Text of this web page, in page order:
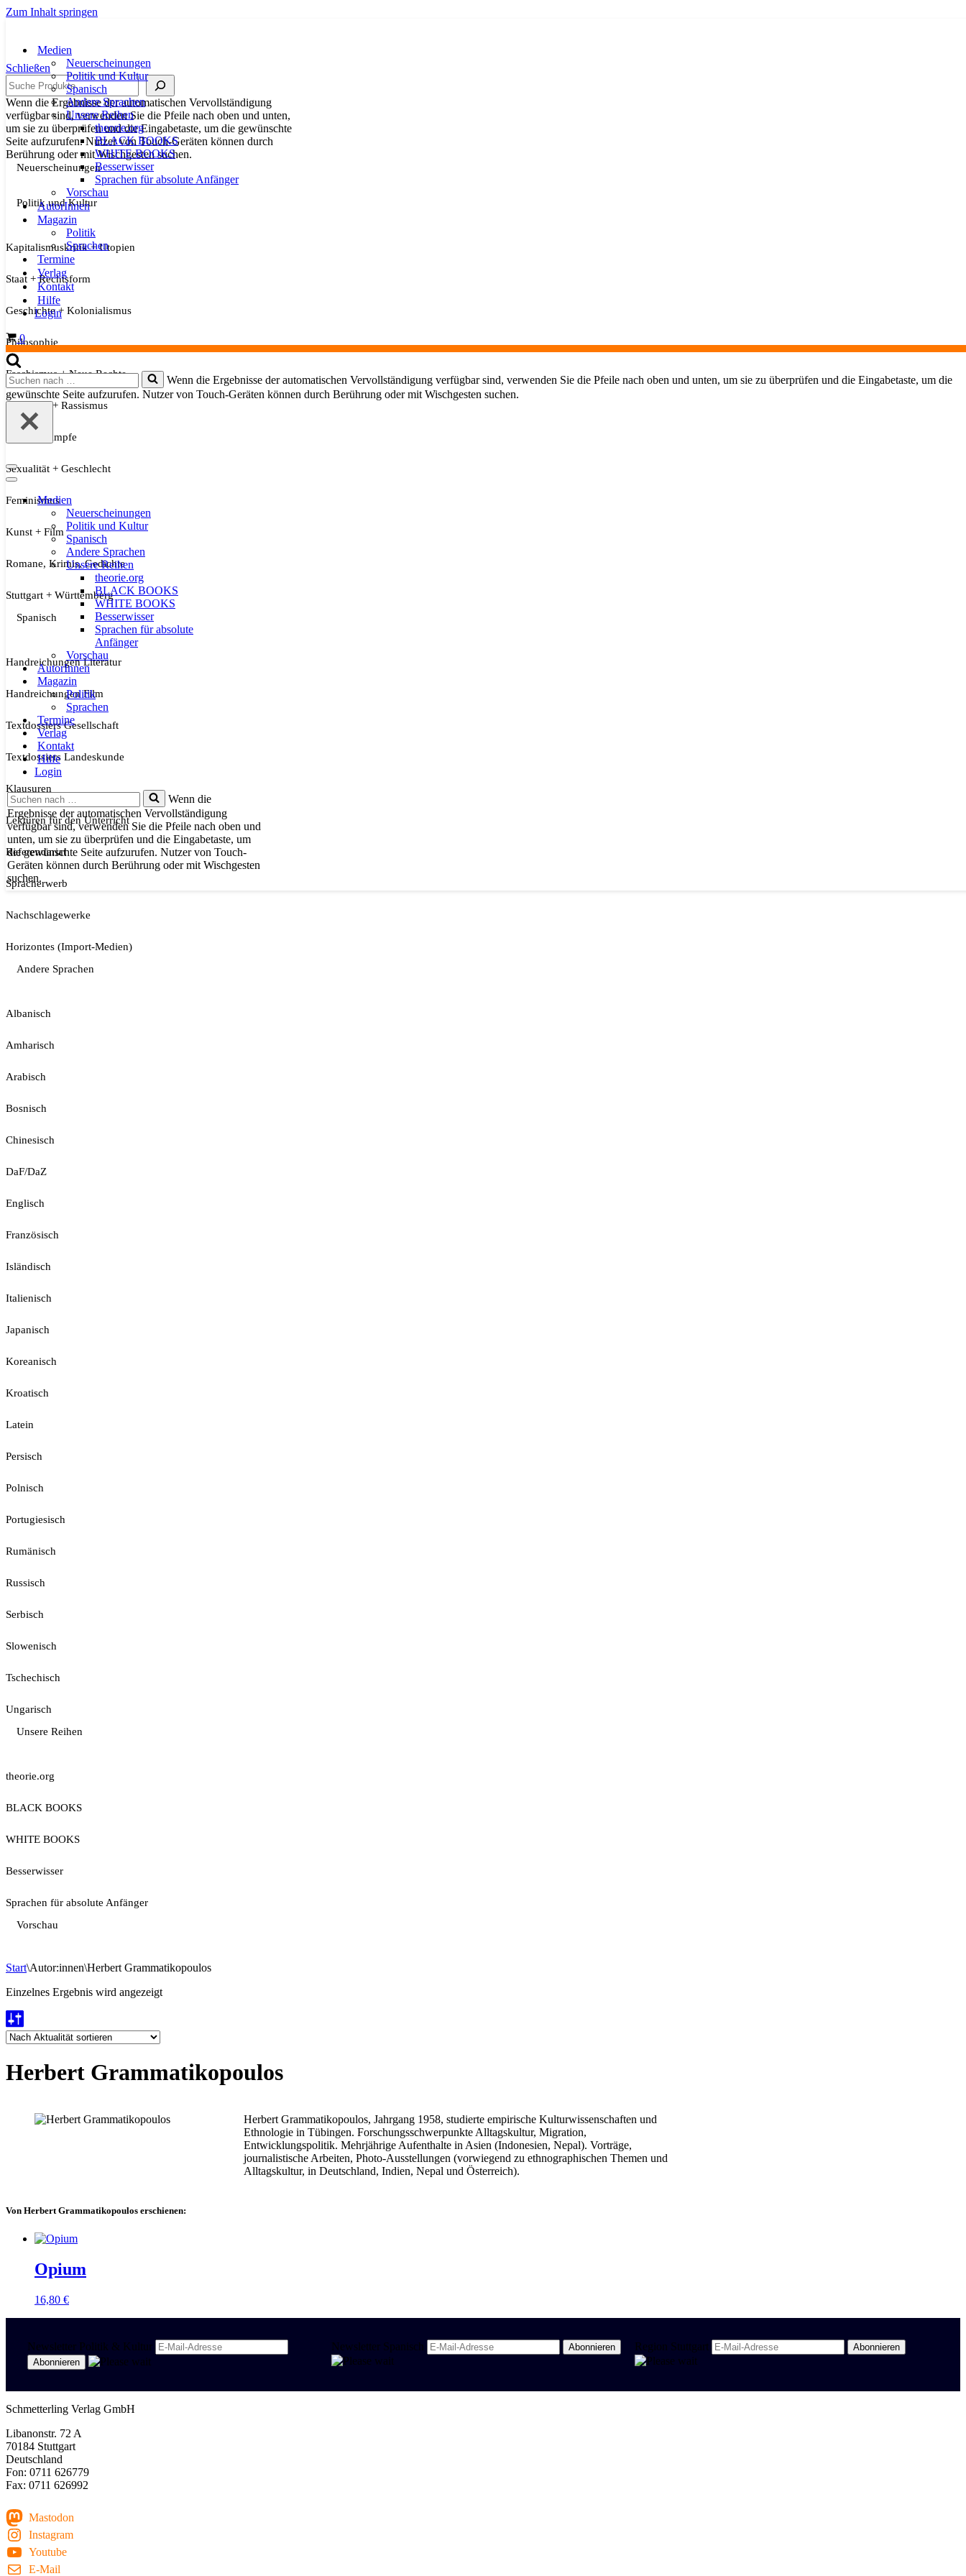
Zum Inhalt springen
Medien
Neuerscheinungen
Politik und Kultur
Spanisch
Andere Sprachen
Unsere Reihen
theorie.org
BLACK BOOKS
WHITE BOOKS
Besserwisser
Sprachen für absolute Anfänger
Vorschau
AutorInnen
Magazin
Politik
Sprachen
Termine
Verlag
Kontakt
Hilfe
Login
Warenkorb
0
Suchen
nach …
Wenn die Ergebnisse der automatischen Vervollständigung verfügbar sind, verwenden Sie die Pfeile nach oben und unten, um sie zu überprüfen und die Eingabetaste, um die
gewünschte Seite aufzurufen. Nutzer von Touch-Geräten können durch Berührung oder mit Wischgesten suchen.
Navigationsmenü
Navigationsmenü
Medien
Neuerscheinungen
Politik und Kultur
Spanisch
Andere Sprachen
Unsere Reihen
theorie.org
BLACK BOOKS
WHITE BOOKS
Besserwisser
Sprachen für absolute
Anfänger
Vorschau
AutorInnen
Magazin
Politik
Sprachen
Termine
Verlag
Kontakt
Hilfe
Login
Suchen
nach …
Wenn die
Ergebnisse der automatischen Vervollständigung
verfügbar sind, verwenden Sie die Pfeile nach oben und
unten, um sie zu überprüfen und die Eingabetaste, um
die gewünschte Seite aufzurufen. Nutzer von Touch-
Geräten können durch Berührung oder mit Wischgesten
suchen.
Schließen
Suche
Wenn die Ergebnisse der automatischen Vervollständigung
verfügbar sind, verwenden Sie die Pfeile nach oben und unten,
um sie zu überprüfen und die Eingabetaste, um die gewünschte
Seite aufzurufen. Nutzer von Touch-Geräten können durch
Berührung oder mit Wischgesten suchen.
Neuerscheinungen
Politik und Kultur
Kapitalismuskritik + Utopien
Staat + Rechtsform
Geschichte + Kolonialismus
Philosophie
Faschismus + Neue Rechte
Migration + Rassismus
Soziale Kämpfe
Sexualität + Geschlecht
Feminismus
Kunst + Film
Romane, Krimis, Gedichte
Stuttgart + Württemberg
Spanisch
Handreichungen Literatur
Handreichungen Film
Textdossiers Gesellschaft
Textdossiers Landeskunde
Klausuren
Lektüren für den Unterricht
Referendariat
Spracherwerb
Nachschlagewerke
Horizontes (Import-Medien)
Andere Sprachen
Albanisch
Amharisch
Arabisch
Bosnisch
Chinesisch
DaF/DaZ
Englisch
Französisch
Isländisch
Italienisch
Japanisch
Koreanisch
Kroatisch
Latein
Persisch
Polnisch
Portugiesisch
Rumänisch
Russisch
Serbisch
Slowenisch
Tschechisch
Ungarisch
Unsere Reihen
theorie.org
BLACK BOOKS
WHITE BOOKS
Besserwisser
Sprachen für absolute Anfänger
Vorschau
Start\Autor:innen\Herbert Grammatikopoulos
Einzelnes Ergebnis wird angezeigt
Herbert Grammatikopoulos
Herbert Grammatikopoulos, Jahrgang 1958, studierte empirische Kulturwissenschaften und
Ethnologie in Tübingen. Forschungsschwerpunkte Alltagskultur, Migration,
Entwicklungspolitik. Mehrjährige Aufenthalte in Asien (Indonesien, Nepal). Vorträge,
journalistische Arbeiten, Photo-Ausstellungen (vorwiegend zu ethnographischen Themen und
Alltagskultur, in Deutschland, Indien, Nepal und Österreich).
Von Herbert Grammatikopoulos erschienen:
Opium
16,80 €
Newsletter Politik & Kultur Newsletter Spanisch Region Stuttgart
Schmetterling Verlag GmbH
Libanonstr. 72 A
70184 Stuttgart
Deutschland
Fon: 0711 626779
Fax: 0711 626992
Mastodon
Instagram
Youtube
E-Mail